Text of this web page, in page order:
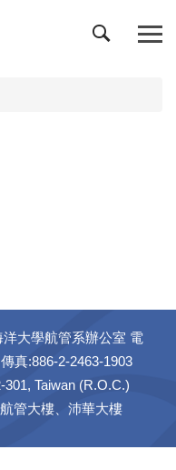
大學航管系辦公室 電
真:886-2-2463-1903
Taiwan (R.O.C.)
管大樓、沛華大樓